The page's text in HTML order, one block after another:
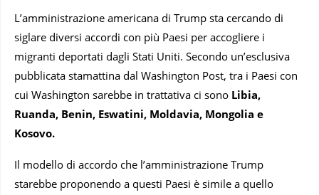
L’amministrazione americana di Trump sta cercando di
siglare diversi accordi con più Paesi per accogliere i
migranti deportati dagli Stati Uniti. Secondo un’esclusiva
pubblicata stamattina dal Washington Post, tra i Paesi con
cui Washington sarebbe in trattativa ci sono Libia,
Ruanda, Benin, Eswatini, Moldavia, Mongolia e
Kosovo.
Il modello di accordo che l’amministrazione Trump
starebbe proponendo a questi Paesi è simile a quello